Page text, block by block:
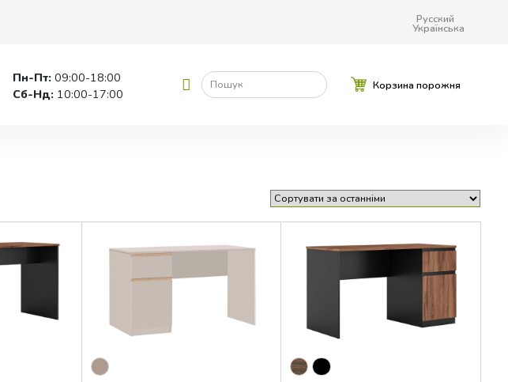
Русский
Українська
Пн-Пт: 09:00-18:00
Сб-Нд: 10:00-17:00
Пошук Корзина порожня